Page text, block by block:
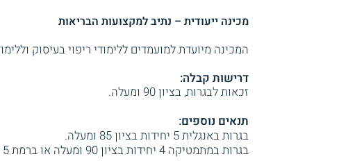
מכינה ייעודית – נתיב למקצועות הבריאות
המכינה מיועדת למועמדים ללימודי ריפוי בעיסוק
דרישות קבלה:
זכאות לבגרות, בציון 90 ומעלה.
תנאים נוספים:
בגרות באנגלית 5 יחידות בציון 85 ומעלה.
בגרות במתמטיקה 4 יחידות בציון 90 ומעלה או ברמת 5 יחידות בציון 70 ומעלה.